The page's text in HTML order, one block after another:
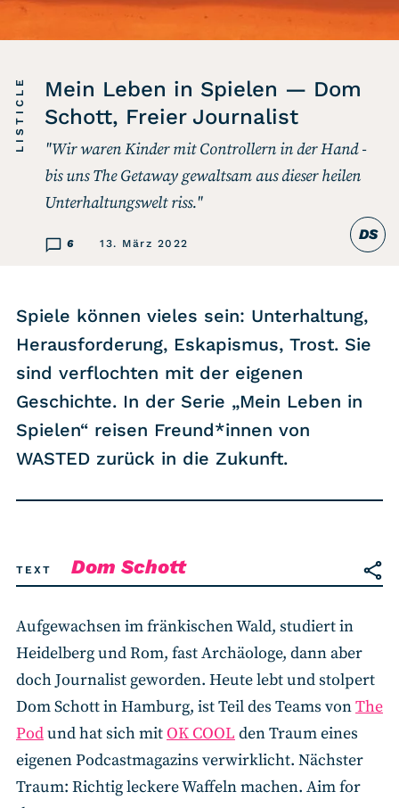
Listicle
Hören
Alle Podcasts
WASTED WEEKLY
Portfolio Royal
Top 5
RSS-Feed
IMPRESSUM
Unterstützen
Mein Leben in Spielen — Dom
Schott, Freier Journalist
"Wir waren Kinder mit Controllern in der Hand -
bis uns The Getaway gewaltsam aus dieser heilen
Unterhaltungswelt riss."
6 13. März 2022
LISTICLE
DS
Spiele können vieles sein: Unterhaltung,
Herausforderung, Eskapismus, Trost. Sie
sind verflochten mit der eigenen
Geschichte. In der Serie „Mein Leben in
Spielen“ reisen Freund*innen von
WASTED zurück in die Zukunft.
TEXT Dom Schott
Aufgewachsen im fränkischen Wald, studiert in
Heidelberg und Rom, fast Archäologe, dann aber
doch Journalist geworden. Heute lebt und stolpert
Dom Schott in Hamburg, ist Teil des Teams vonThe
Podund hat sich mitOK COOL den Traum eines
eigenen Podcastmagazins verwirklicht. Nächster
Traum: Richtig leckere Waffeln machen. Aim for